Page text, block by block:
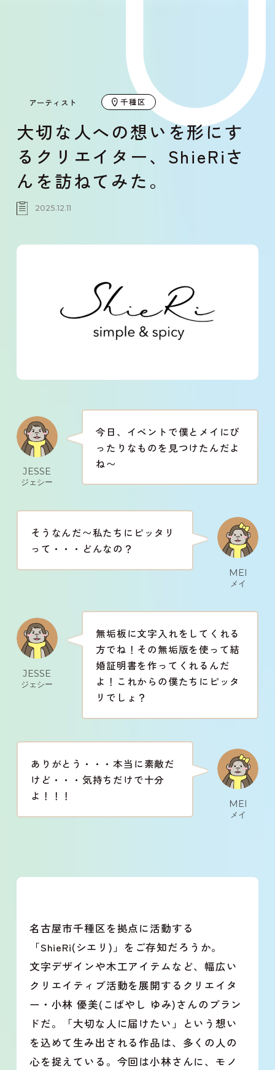
アーティスト 千種区
大切な人への想いを形にす
るクリエイター、ShieRiさ
んを訪ねてみた。
2025.12.11
JESSE
ジェシー
今日、イベントで僕とメイにぴ
ったりなものを見つけたんだよ
ね〜
MEI
メイ
そうなんだ〜私たちにピッタリ
って・・・どんなの？
JESSE
ジェシー
無垢板に文字入れをしてくれる
方でね！その無垢版を使って結
婚証明書を作ってくれるんだ
よ！これからの僕たちにピッタ
リでしょ？
MEI
メイ
ありがとう・・・本当に素敵だ
けど・・・気持ちだけで十分
よ！！！
名古屋市千種区を拠点に活動する
「ShieRi(シエリ)」をご存知だろうか。
文字デザインや木工アイテムなど、幅広い
クリエイティブ活動を展開するクリエイタ
ー・小林 優美(こばやし ゆみ)さんのブラン
ドだ。「大切な人に届けたい」という想い
を込めて生み出される作品は、多くの人の
心を捉えている。今回は小林さんに、モノ